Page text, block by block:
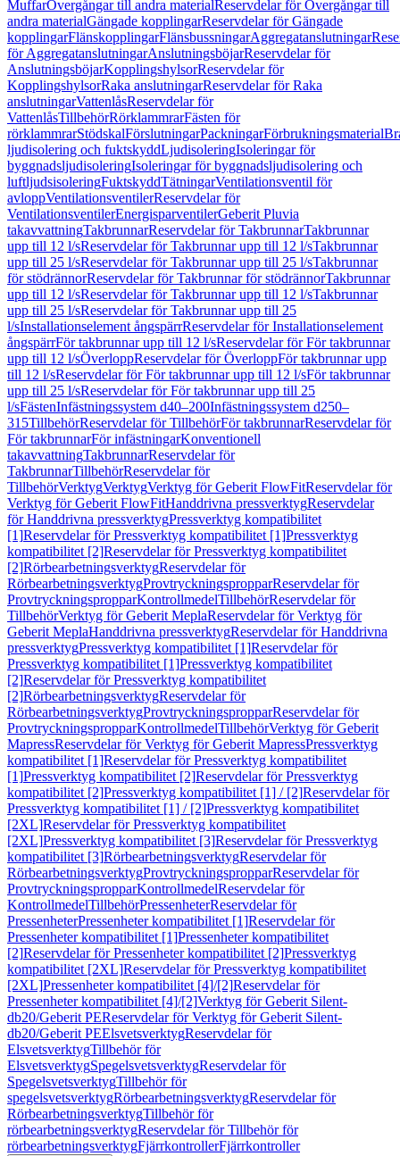
MuffarÖvergångar till andra materialReservdelar för Övergångar till
andra materialGängade kopplingarReservdelar för Gängade
kopplingarFlänskopplingarFlänsbussningarAggregatanslutningar
för AggregatanslutningarAnslutningsböjarReservdelar för
AnslutningsböjarKopplingshylsorReservdelar för
KopplingshylsorRaka anslutningarReservdelar för Raka
anslutningarVattenlåsReservdelar för
VattenlåsTillbehörRörklammrarFästen för
rörklammrarStödskalFörslutningarPackningarFörbrukningsmaterial
ljudisolering och fuktskyddLjudisoleringIsoleringar för
byggnadsljudisoleringIsoleringar för byggnadsljudisolering och
luftljudsisoleringFuktskyddTätningarVentilationsventil för
avloppVentilationsventilerReservdelar för
VentilationsventilerEnergisparventilerGeberit Pluvia
takavvattningTakbrunnarReservdelar för TakbrunnarTakbrunnar
upp till 12 l/sReservdelar för Takbrunnar upp till 12 l/sTakbrunnar
upp till 25 l/sReservdelar för Takbrunnar upp till 25 l/sTakbrunnar
för stödrännorReservdelar för Takbrunnar för stödrännorTakbrunnar
upp till 12 l/sReservdelar för Takbrunnar upp till 12 l/sTakbrunnar
upp till 25 l/sReservdelar för Takbrunnar upp till 25
l/sInstallationselement ångspärrReservdelar för Installationselement
ångspärrFör takbrunnar upp till 12 l/sReservdelar för För takbrunnar
upp till 12 l/sÖverloppReservdelar för ÖverloppFör takbrunnar upp
till 12 l/sReservdelar för För takbrunnar upp till 12 l/sFör takbrunnar
upp till 25 l/sReservdelar för För takbrunnar upp till 25
l/sFästenInfästningssystem d40–200Infästningssystem d250–
315TillbehörReservdelar för TillbehörFör takbrunnarReservdelar för
För takbrunnarFör infästningarKonventionell
takavvattningTakbrunnarReservdelar för
TakbrunnarTillbehörReservdelar för
TillbehörVerktygVerktygVerktyg för Geberit FlowFitReservdelar för
Verktyg för Geberit FlowFitHanddrivna pressverktygReservdelar
för Handdrivna pressverktygPressverktyg kompatibilitet
[1]Reservdelar för Pressverktyg kompatibilitet [1]Pressverktyg
kompatibilitet [2]Reservdelar för Pressverktyg kompatibilitet
[2]RörbearbetningsverktygReservdelar för
RörbearbetningsverktygProvtryckningspropparReservdelar för
ProvtryckningspropparKontrollmedelTillbehörReservdelar för
TillbehörVerktyg för Geberit MeplaReservdelar för Verktyg för
Geberit MeplaHanddrivna pressverktygReservdelar för Handdrivna
pressverktygPressverktyg kompatibilitet [1]Reservdelar för
Pressverktyg kompatibilitet [1]Pressverktyg kompatibilitet
[2]Reservdelar för Pressverktyg kompatibilitet
[2]RörbearbetningsverktygReservdelar för
RörbearbetningsverktygProvtryckningspropparReservdelar för
ProvtryckningspropparKontrollmedelTillbehörVerktyg för Geberit
MapressReservdelar för Verktyg för Geberit MapressPressverktyg
kompatibilitet [1]Reservdelar för Pressverktyg kompatibilitet
[1]Pressverktyg kompatibilitet [2]Reservdelar för Pressverktyg
kompatibilitet [2]Pressverktyg kompatibilitet [1] / [2]Reservdelar för
Pressverktyg kompatibilitet [1] / [2]Pressverktyg kompatibilitet
[2XL]Reservdelar för Pressverktyg kompatibilitet
[2XL]Pressverktyg kompatibilitet [3]Reservdelar för Pressverktyg
kompatibilitet [3]RörbearbetningsverktygReservdelar för
RörbearbetningsverktygProvtryckningspropparReservdelar för
ProvtryckningspropparKontrollmedelReservdelar för
KontrollmedelTillbehörPressenheterReservdelar för
PressenheterPressenheter kompatibilitet [1]Reservdelar för
Pressenheter kompatibilitet [1]Pressenheter kompatibilitet
[2]Reservdelar för Pressenheter kompatibilitet [2]Pressverktyg
kompatibilitet [2XL]Reservdelar för Pressverktyg kompatibilitet
[2XL]Pressenheter kompatibilitet [4]/[2]Reservdelar för
Pressenheter kompatibilitet [4]/[2]Verktyg för Geberit Silent-
db20/Geberit PEReservdelar för Verktyg för Geberit Silent-
db20/Geberit PEElsvetsverktygReservdelar för
ElsvetsverktygTillbehör för
ElsvetsverktygSpegelsvetsverktygReservdelar för
SpegelsvetsverktygTillbehör för
spegelsvetsverktygRörbearbetningsverktygReservdelar för
RörbearbetningsverktygTillbehör för
rörbearbetningsverktygReservdelar för Tillbehör för
rörbearbetningsverktygFjärrkontrollerFjärrkontroller